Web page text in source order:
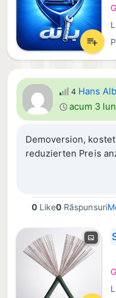
4 Hans
acum 3
Demoversion,
reduzierten Preis
0Like0 Răspunsuri